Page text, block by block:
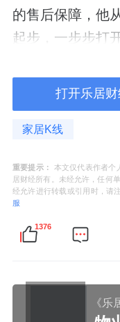
的售后保障，他
起步，一步步打
在行业普遍重产
早确立品牌化、
国内沙发头部地
家”的深入人心的
另一方面率先突
主动推进去家族
打开乐居
家居K线
重要提示：
本文仅代表作者个
居财经所有。未经允许，任何
经允许进行转载或引用时，请
服
1376
《乐